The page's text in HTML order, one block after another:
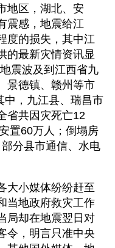
地区，湖北、安
震感，地震给江
度的损失，其中江
的最新灾情资讯显
震波及到江西省九
景德镇、赣州等市
中，九江县、瑞昌市
省共因灾死亡12
置60万人；倒塌房
分县市通信、水电
大小媒体纷纷赶至
当地政府救灾工作
局却在地震翌日对
令，明言只准中央